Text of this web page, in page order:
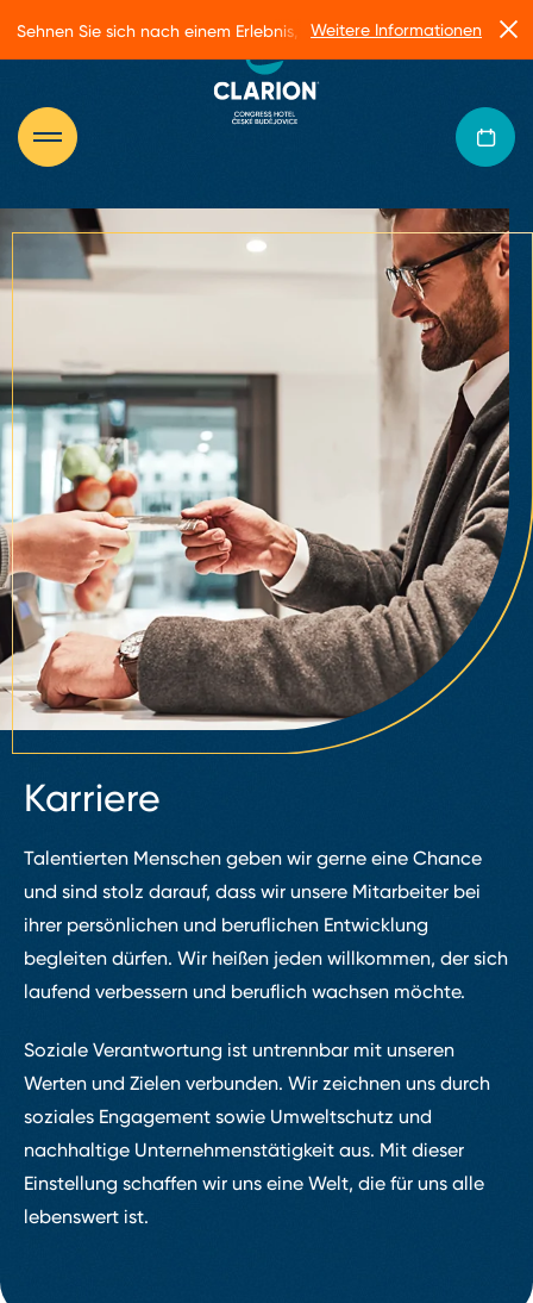
Karriere
Talentierten Menschen geben wir gerne eine Chance
und sind stolz darauf, dass wir unsere Mitarbeiter bei
ihrer persönlichen und beruflichen Entwicklung
begleiten dürfen. Wir heißen jeden willkommen, der sich
laufend verbessern und beruflich wachsen möchte.
Soziale Verantwortung ist untrennbar mit unseren
Werten und Zielen verbunden. Wir zeichnen uns durch
soziales Engagement sowie Umweltschutz und
nachhaltige Unternehmenstätigkeit aus. Mit dieser
Einstellung schaffen wir uns eine Welt, die für uns alle
lebenswert ist.
Sehnen Sie sich nach einem Erlebnis, das Sie zum Strahlen bringt?
Weitere Informationen